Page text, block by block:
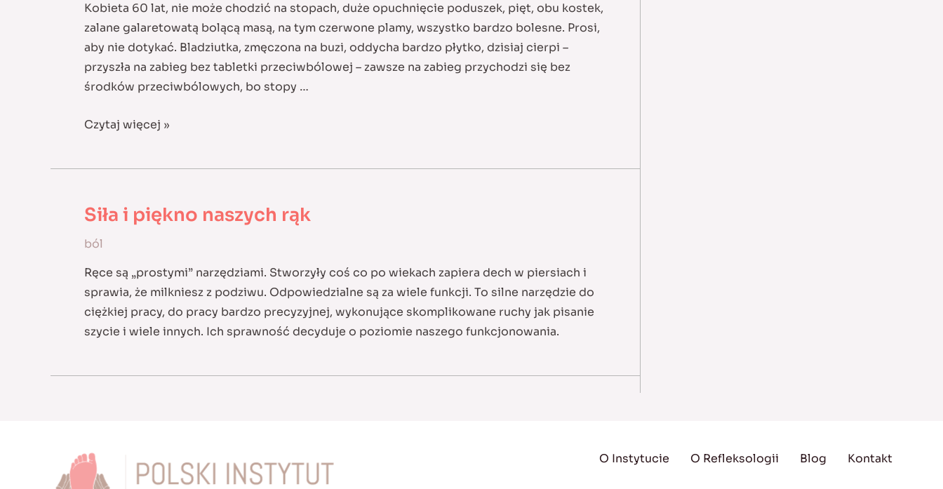
Kobieta 60 lat, nie może chodzić na stopach, duże opuchnięcie poduszek, pięt, obu kostek,
zalane galaretowatą bolącą masą, na tym czerwone plamy, wszystko bardzo bolesne. Prosi,
aby nie dotykać. Bladziutka, zmęczona na buzi, oddycha bardzo płytko, dzisiaj cierpi –
przyszła na zabieg bez tabletki przeciwbólowej – zawsze na zabieg przychodzi się bez
środków przeciwbólowych, bo stopy …
Nieznane
Czytaj więcej »
Siła i piękno naszych rąk
ból
Ręce są „prostymi” narzędziami. Stworzyły coś co po wiekach zapiera dech w piersiach i
sprawia, że milkniesz z podziwu. Odpowiedzialne są za wiele funkcji. To silne narzędzie do
ciężkiej pracy, do pracy bardzo precyzyjnej, wykonujące skomplikowane ruchy jak pisanie
szycie i wiele innych. Ich sprawność decyduje o poziomie naszego funkcjonowania.
O Instytucie O Refleksologii Blog Kontakt